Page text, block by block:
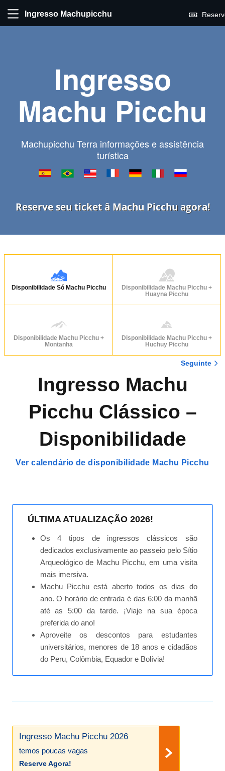
Ingresso Machupicchu
Ingresso
Machu Picchu
Machupicchu Terra informações e assistência
turística
Reserve seu ticket â Machu Picchu agora!
Disponibilidade Só Machu Picchu
Disponibilidade Machu Picchu +
Huayna Picchu
Disponibilidade Machu Picchu +
Montanha
Disponibilidade Machu Picchu +
Huchuy Picchu
Seguinte
Ingresso Machu
Picchu Clássico –
Disponibilidade
Ver calendário de disponibilidade Machu Picchu
ÚLTIMA ATUALIZAÇÃO 2026!
Os 4 tipos de ingressos clássicos são
dedicados exclusivamente ao passeio pelo Sítio
Arqueológico de Machu Picchu, em uma visita
mais imersiva.
Machu Picchu está aberto todos os dias do
ano. O horário de entrada é das 6:00 da manhã
até as 5:00 da tarde. ¡Viaje na sua época
preferida do ano!
Aproveite os descontos para estudantes
universitários, menores de 18 anos e cidadãos
do Peru, Colômbia, Equador e Bolívia!
Ingresso Machu Picchu 2026
temos poucas vagas
Reserve Agora!